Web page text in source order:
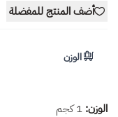
أضف المنتج للمفضلة
الوزن
الوزن: 1 كجم